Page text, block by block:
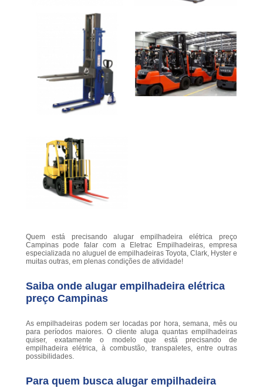
Quem está precisando alugar empilhadeira elétrica preço
Campinas pode falar com a Eletrac Empilhadeiras, empresa
especializada no aluguel de empilhadeiras Toyota, Clark, Hyster e
muitas outras, em plenas condições de atividade!
Saiba onde alugar empilhadeira elétrica
preço Campinas
As empilhadeiras podem ser locadas por hora, semana, mês ou
para períodos maiores. O cliente aluga quantas empilhadeiras
quiser, exatamente o modelo que está precisando de
empilhadeira elétrica, à combustão, transpaletes, entre outras
possibilidades.
Para quem busca alugar empilhadeira